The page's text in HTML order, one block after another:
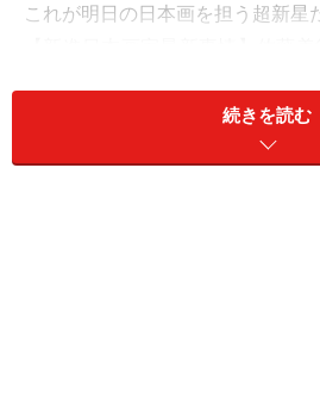
これが明日の日本画を担う超新星
続きを読む